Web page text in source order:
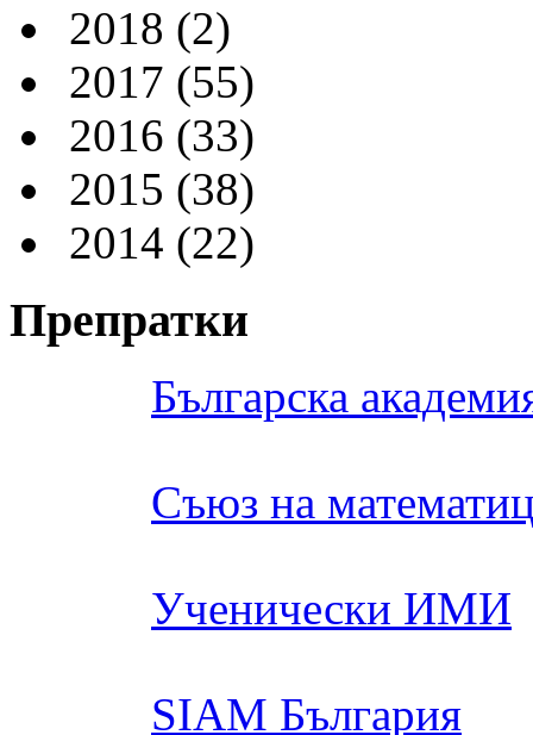
2018 (2)
2017 (55)
2016 (33)
2015 (38)
2014 (22)
Препратки
Българска
Съюз на
Ученически ИМИ
SIAM България